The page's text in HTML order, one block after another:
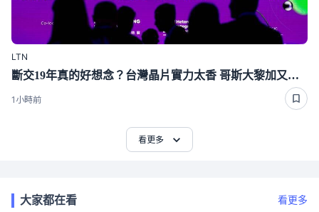
LTN
斷交19年真的好想念？台灣晶片實力太香 哥斯大黎加又要來台了
1小時前
看更多
大家都在看 看更多